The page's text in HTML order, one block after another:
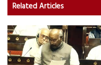
Related Articles